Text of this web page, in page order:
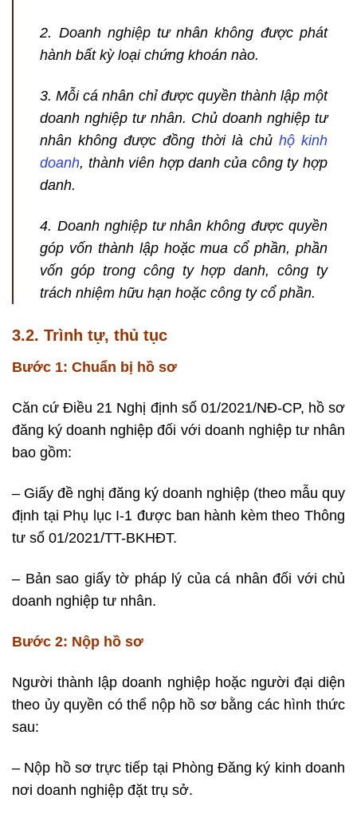
2. Doanh nghiệp tư nhân không được phát
hành bất kỳ loại chứng khoán nào.
3. Mỗi cá nhân chỉ được quyền thành lập một
doanh nghiệp tư nhân. Chủ doanh nghiệp tư
nhân không được đồng thời là chủ hộ kinh
doanh, thành viên hợp danh của công ty hợp
danh.
4. Doanh nghiệp tư nhân không được quyền
góp vốn thành lập hoặc mua cổ phần, phần
vốn góp trong công ty hợp danh, công ty
trách nhiệm hữu hạn hoặc công ty cổ phần.
3.2. Trình tự, thủ tục
Bước 1: Chuẩn bị hồ sơ
Căn cứ Điều 21 Nghị định số 01/2021/NĐ-CP, hồ sơ
đăng ký doanh nghiệp đối với doanh nghiệp tư nhân
bao gồm:
– Giấy đề nghị đăng ký doanh nghiệp (theo mẫu quy
định tại Phụ lục I-1 được ban hành kèm theo Thông
tư số 01/2021/TT-BKHĐT.
– Bản sao giấy tờ pháp lý của cá nhân đối với chủ
doanh nghiệp tư nhân.
Bước 2: Nộp hồ sơ
Người thành lập doanh nghiệp hoặc người đại diện
theo ủy quyền có thể nộp hồ sơ bằng các hình thức
sau:
– Nộp hồ sơ trực tiếp tại Phòng Đăng ký kinh doanh
nơi doanh nghiệp đặt trụ sở.